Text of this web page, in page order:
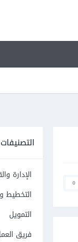
0
التصنيفات
الإدارة
التخطيط
التمويل
فريق